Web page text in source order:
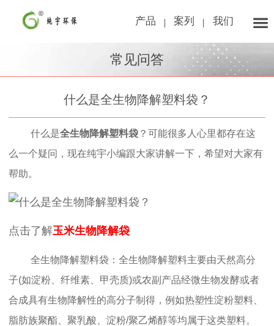
产品 案列 我们
常见问答
什么是全生物降解塑料袋？
什么是全生物降解塑料袋 ？可能很多人心里都存在这
么一个疑问，现在纯宇小编跟大家讲解一下，希望对大家有
帮助。
点击了解玉米生物降解袋
全生物降解塑料袋：全生物降解塑料主要由天然高分
子(如淀粉、纤维素、甲壳质)或农副产品经微生物发酵或者
合成具有生物降解性的高分子制得，例如热塑性淀粉塑料、
脂肪族聚酯、聚乳酸、淀粉/聚乙烯醇等均属于这类塑料。